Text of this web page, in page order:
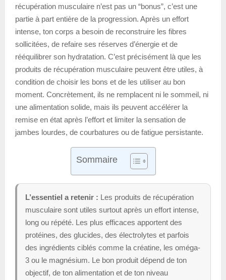
récupération musculaire n’est pas un “bonus”, c’est une
partie à part entière de la progression. Après un effort
intense, ton corps a besoin de reconstruire les fibres
sollicitées, de refaire ses réserves d’énergie et de
rééquilibrer son hydratation. C’est précisément là que les
produits de récupération musculaire peuvent être utiles, à
condition de choisir les bons et de les utiliser au bon
moment. Concrètement, ils ne remplacent ni le sommeil, ni
une alimentation solide, mais ils peuvent accélérer la
remise en état après l’effort et limiter la sensation de
jambes lourdes, de courbatures ou de fatigue persistante.
Sommaire
L’essentiel a retenir : Les produits de récupération
musculaire sont utiles surtout après un effort intense,
long ou répété. Les plus efficaces apportent des
protéines, des glucides, des électrolytes et parfois
des ingrédients ciblés comme la créatine, les oméga-
3 ou le magnésium. Le bon produit dépend de ton
objectif, de ton alimentation et de ton niveau